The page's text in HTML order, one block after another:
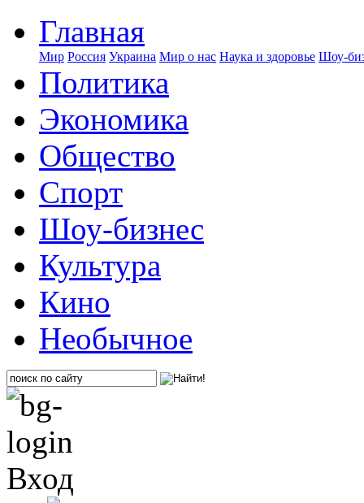
Главная
Мир Россия Украина Мир о нас Наука и здоровье Шоу-
Политика
Экономика
Общество
Спорт
Шоу-бизнес
Культура
Кино
Необычное
Вход